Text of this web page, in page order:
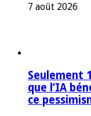
7 août 2026
Seulement
que l’IA
ce